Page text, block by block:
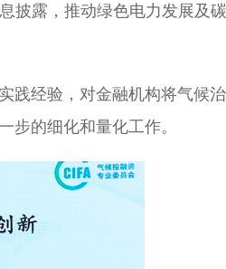
披露，推动绿色电力发展及碳
践经验，对金融机构将气候
的细化和量化工作。